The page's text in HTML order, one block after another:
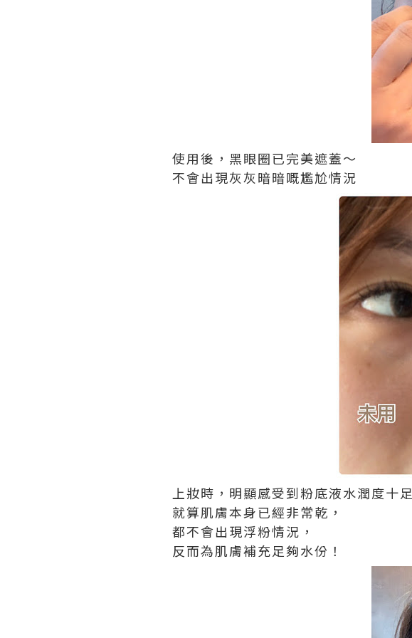
使用後，黑眼圈已完美遮蓋～
不會出現灰灰暗暗嘅尷尬情況
上妝時，明顯感受到粉底液水潤度十足
就算肌膚本身已經非常乾，
都不會出現浮粉情況，
反而為肌膚補充足夠水份！